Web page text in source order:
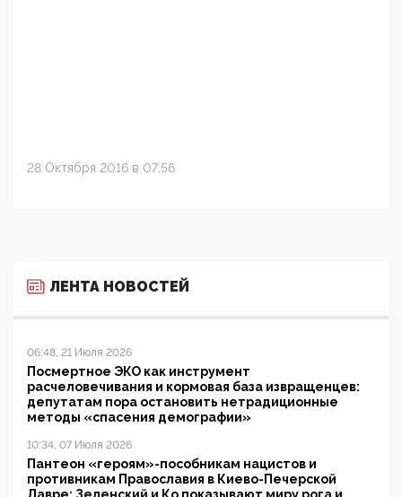
28 Октября 2016 в 07:56
ЛЕНТА НОВОСТЕЙ
06:48, 21 Июля 2026
Посмертное ЭКО как инструмент
расчеловечивания и кормовая база извращенцев:
депутатам пора остановить нетрадиционные
методы «спасения демографии»
10:34, 07 Июля 2026
Пантеон «героям»-пособникам нацистов и
противникам Православия в Киево-Печерской